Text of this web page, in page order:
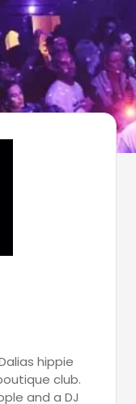
hippie
club.
and a DJ